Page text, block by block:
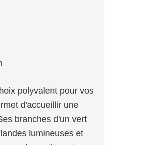
polyvalent pour vos
d'accueillir une
branches d'un vert
lumineuses et